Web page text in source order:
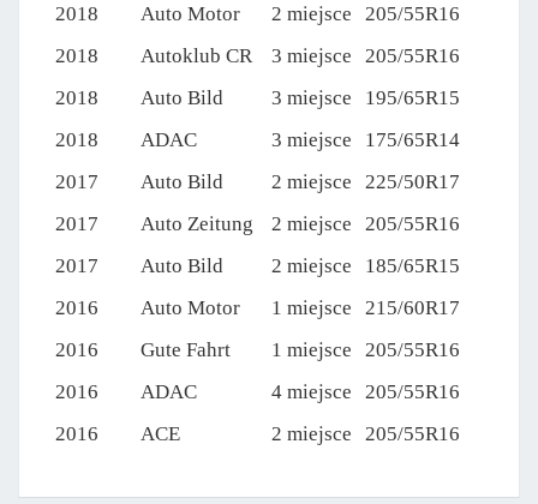
2018
Auto Motor 2 miejsce
205/55R16
2018
Autoklub CR 3 miejsce
205/55R16
2018
Auto Bild 3 miejsce
195/65R15
2018
ADAC 3 miejsce
175/65R14
2017
Auto Bild 2 miejsce
225/50R17
2017
Auto Zeitung 2 miejsce
205/55R16
2017
Auto Bild 2 miejsce
185/65R15
2016
Auto Motor 1 miejsce
215/60R17
2016
Gute Fahrt 1 miejsce
205/55R16
2016
ADAC 4 miejsce
205/55R16
2016
ACE 2 miejsce 205/55R16